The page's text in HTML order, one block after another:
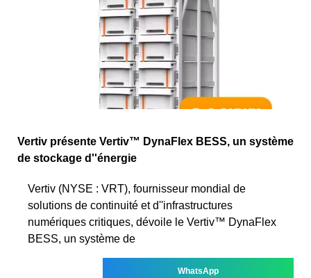
Vertiv présente Vertiv™ DynaFlex BESS, un système
de stockage d''énergie
Vertiv (NYSE : VRT), fournisseur mondial de
solutions de continuité et d''infrastructures
numériques critiques, dévoile le Vertiv™ DynaFlex
BESS, un système de
WhatsApp